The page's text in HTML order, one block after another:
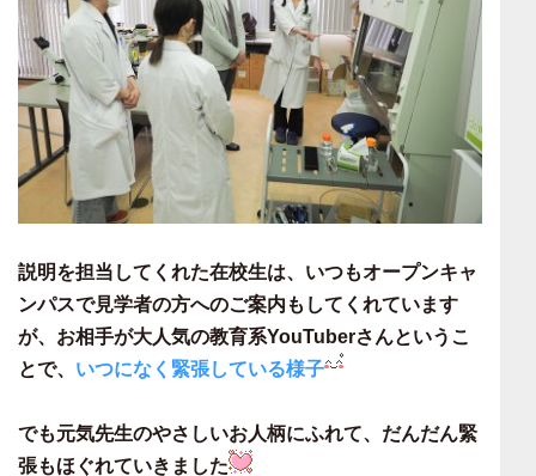
説明を担当してくれた在校生は、いつもオープンキャ
ンパスで見学者の方へのご案内もしてくれています
が、お相手が大人気の教育系YouTuberさんというこ
とで、 いつになく緊張している様子
でも元気先生のやさしいお人柄にふれて、 だんだん緊
張もほぐれていきました